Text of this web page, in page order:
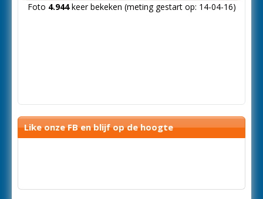
Foto 4.944keer bekeken (meting gestart op: 14-04-16)
Like onze FB en blijf op de hoogte